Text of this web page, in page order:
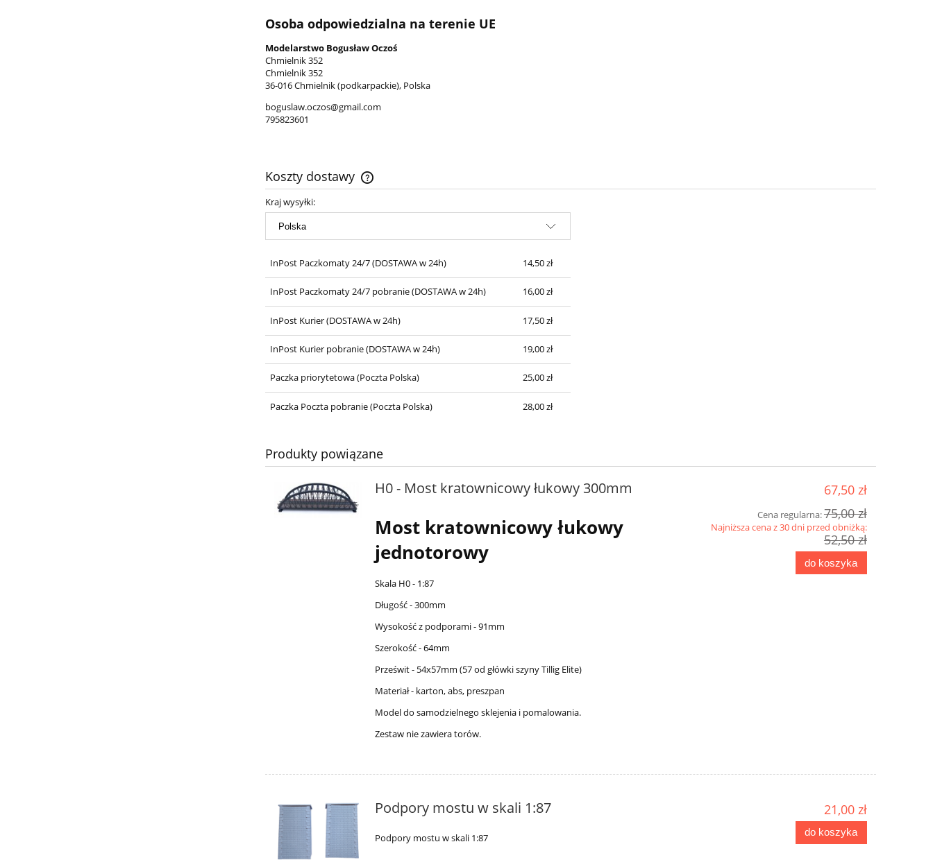
Osoba odpowiedzialna na terenie UE
Modelarstwo Bogusław Oczoś
Chmielnik 352
Chmielnik 352
36-016 Chmielnik (podkarpackie), Polska
boguslaw.oczos@gmail.com
795823601
Koszty dostawy
Cena nie zawiera ewentualnych kosztów
Kraj wysyłki:
InPost Paczkomaty 24/7(DOSTAWA w 24h) 14,50 zł
InPost Paczkomaty 24/7 pobranie(DOSTAWA w 24h) 16,00 zł
InPost Kurier(DOSTAWA w 24h) 17,50 zł
InPost Kurier pobranie(DOSTAWA w 24h) 19,00 zł
Paczka priorytetowa(Poczta Polska) 25,00 zł
Paczka Poczta pobranie(Poczta Polska) 28,00 zł
Produkty powiązane
H0 - Most kratownicowy łukowy 300mm
Most kratownicowy łukowy
jednotorowy
Skala H0 - 1:87
Długość - 300mm
Wysokość z podporami - 91mm
Szerokość - 64mm
Prześwit - 54x57mm (57 od główki szyny Tillig Elite)
Materiał - karton, abs, preszpan
Model do samodzielnego sklejenia i pomalowania.
Zestaw nie zawiera torów.
67,50 zł
Cena regularna:75,00 zł
Najniższa cena z 30 dni przed obniżką:
52,50 zł
do koszyka
Podpory mostu w skali 1:87
Podpory mostu w skali 1:87
21,00 zł
do koszyka